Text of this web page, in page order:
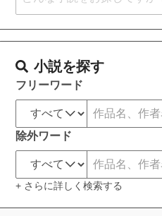
小説を探す
フリーワード
除外ワード
+ さらに詳しく検索する